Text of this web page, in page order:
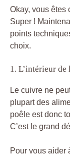
Okay, vous êtes
Super !
points
choix.
1. L’intérieur
Le cuivre ne
plupart des
poêle est donc
C’est le grand
Pour vous aider